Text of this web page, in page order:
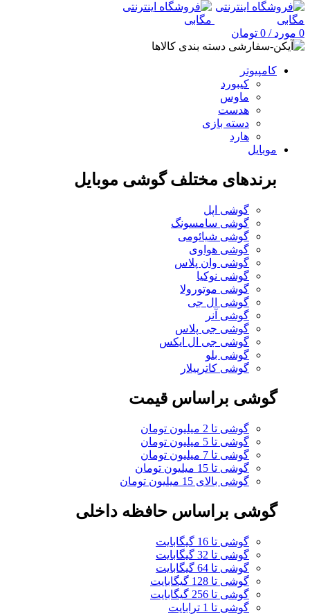
0 مورد/
0 تومان
دسته بندی کالاها
کامپیوتر
کیبورد
ماوس
هدست
دسته بازی
هارد
موبایل
برندهای مختلف گوشی موبایل
گوشی اپل
گوشی سامسونگ
گوشی شیائومی
گوشی هواوی
گوشی وان پلاس
گوشی نوکیا
گوشی موتورولا
گوشی ال جی
گوشی آنر
گوشی جی پلاس
گوشی جی ال ایکس
گوشی بلو
گوشی کاترپیلار
گوشی براساس قیمت
گوشی تا 2 میلیون تومان
گوشی تا 5 میلیون تومان
گوشی تا 7 میلیون تومان
گوشی تا 15 میلیون تومان
گوشی بالای 15 میلیون تومان
گوشی براساس حافظه داخلی
گوشی تا 16 گیگابایت
گوشی تا 32 گیگابایت
گوشی تا 64 گیگابایت
گوشی تا 128 گیگابایت
گوشی تا 256 گیگابایت
گوشی تا 1 ترابایت